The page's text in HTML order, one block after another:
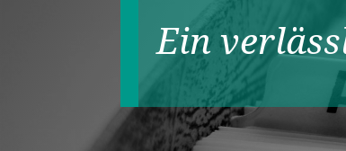
Ein